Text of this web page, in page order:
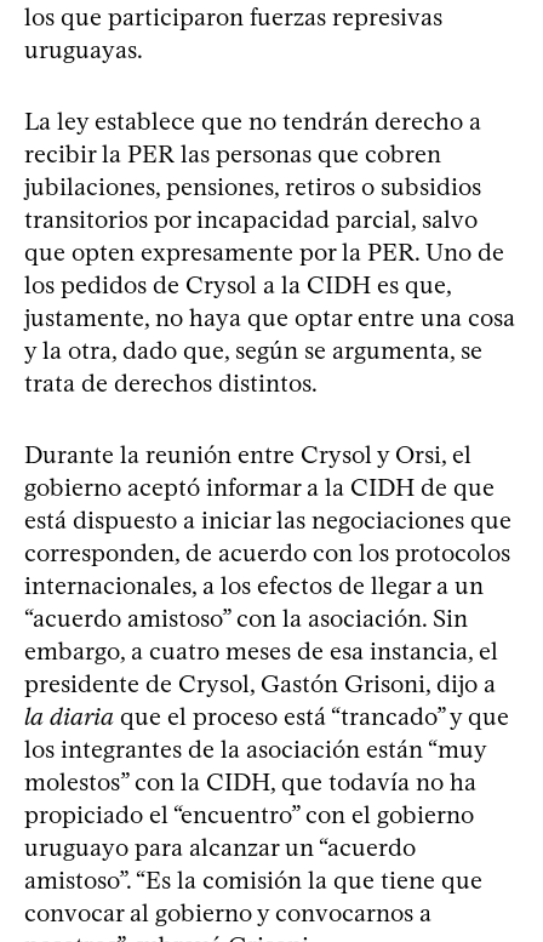
los que participaron fuerzas represivas
uruguayas.
La ley establece que no tendrán derecho a
recibir la PER las personas que cobren
jubilaciones, pensiones, retiros o subsidios
transitorios por incapacidad parcial, salvo
que opten expresamente por la PER. Uno de
los pedidos de Crysol a la CIDH es que,
justamente, no haya que optar entre una cosa
y la otra, dado que, según se argumenta, se
trata de derechos distintos.
Durante la reunión entre Crysol y Orsi, el
gobierno aceptó informar a la CIDH de que
está dispuesto a iniciar las negociaciones que
corresponden, de acuerdo con los protocolos
internacionales, a los efectos de llegar a un
“acuerdo amistoso” con la asociación. Sin
embargo, a cuatro meses de esa instancia, el
presidente de Crysol, Gastón Grisoni, dijo a
la diaria que el proceso está “trancado” y que
los integrantes de la asociación están “muy
molestos” con la CIDH, que todavía no ha
propiciado el “encuentro” con el gobierno
uruguayo para alcanzar un “acuerdo
amistoso”. “Es la comisión la que tiene que
convocar al gobierno y convocarnos a